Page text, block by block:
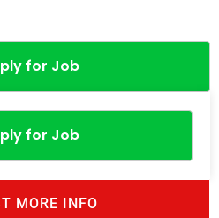
for Job
for Job
MORE INFO